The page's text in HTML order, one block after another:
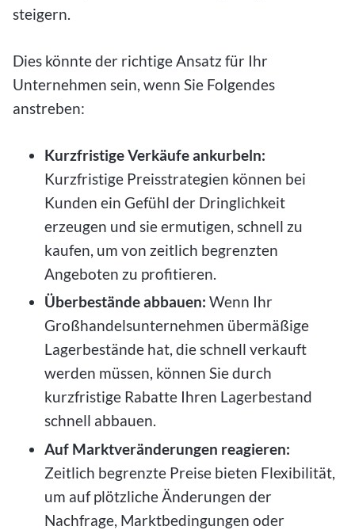
steigern.
Dies könnte der richtige Ansatz für Ihr
Unternehmen sein, wenn Sie Folgendes
anstreben:
Kurzfristige Verkäufe ankurbeln:
Kurzfristige Preisstrategien können bei
Kunden ein Gefühl der Dringlichkeit
erzeugen und sie ermutigen, schnell zu
kaufen, um von zeitlich begrenzten
Angeboten zu profitieren.
Überbestände abbauen: Wenn Ihr
Großhandelsunternehmen übermäßige
Lagerbestände hat, die schnell verkauft
werden müssen, können Sie durch
kurzfristige Rabatte Ihren Lagerbestand
schnell abbauen.
Auf Marktveränderungen reagieren:
Zeitlich begrenzte Preise bieten Flexibilität,
um auf plötzliche Änderungen der
Nachfrage, Marktbedingungen oder